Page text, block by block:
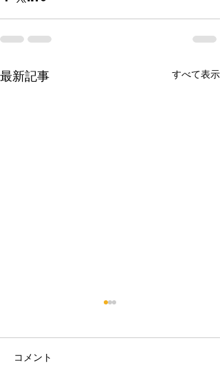
最新記事 すべて表示
コメント